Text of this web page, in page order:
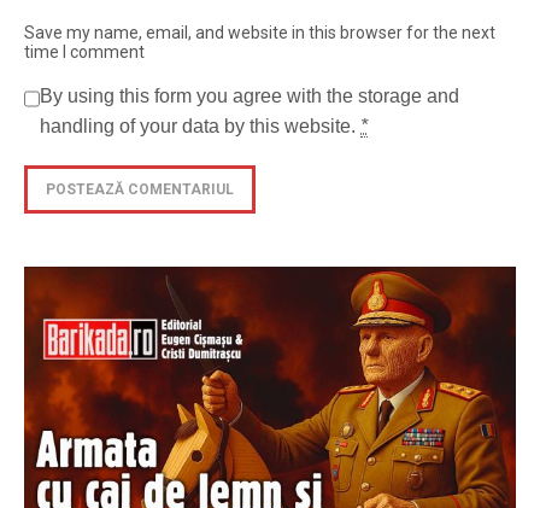
Save my name, email, and website in this browser for the next
time I comment
By using this form you agree with the storage and
handling of your data by this website. *